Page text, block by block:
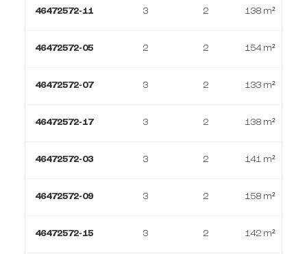
46472572-11 3 2 138 m²
46472572-05 2 2 154 m²
46472572-07 3 2 133 m²
46472572-17 3 2 138 m²
46472572-03 3 2 141 m²
46472572-09 3 2 158 m²
46472572-15 3 2 142 m²